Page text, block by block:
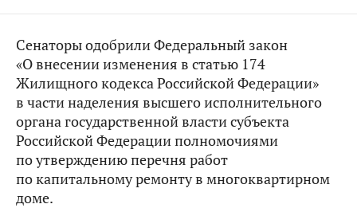
Сенаторы одобрили Федеральный закон
«О внесении изменения в статью 174
Жилищного кодекса Российской Федерации»
в части наделения высшего исполнительного
органа государственной власти субъекта
Российской Федерации полномочиями
по утверждению перечня работ
по капитальному ремонту в многоквартирном
доме.